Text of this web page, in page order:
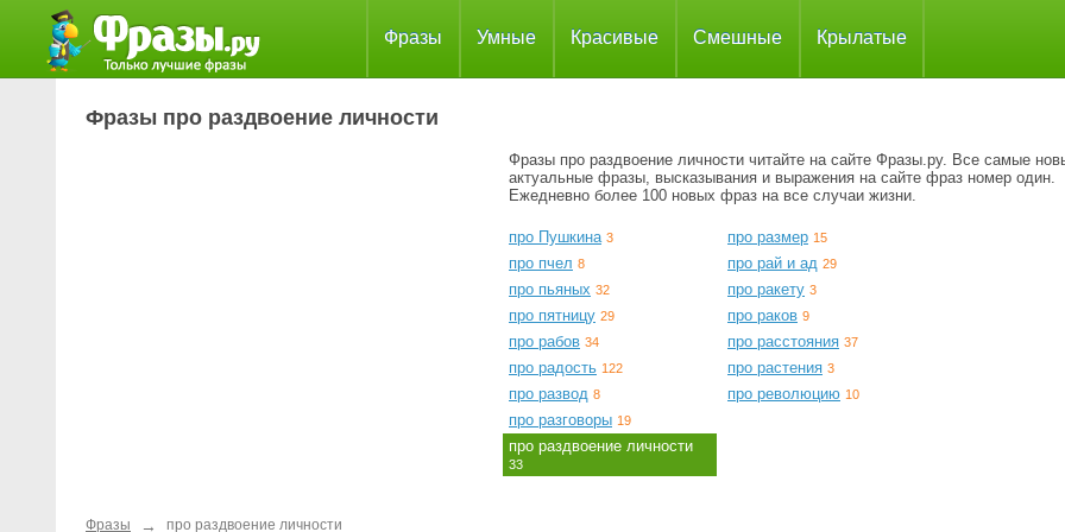
Фразы Умные Красивые Смешные Крылатые
Фразы про раздвоение личности
Фразы про раздвоение личности читайте на сайте Фразы.ру. Все самые
актуальные фразы, высказывания и выражения на сайте фраз номер один.
Ежедневно более 100 новых фраз на все случаи жизни.
про Пушкина 3
про пчел 8
про пьяных 32
про пятницу 29
про рабов 34
про радость 122
про развод 8
про разговоры 19
про раздвоение личности
33
про размер 15
про рай и ад 29
про ракету 3
про раков 9
про расстояния 37
про растения 3
про революцию 10
Фразы → про раздвоение личности